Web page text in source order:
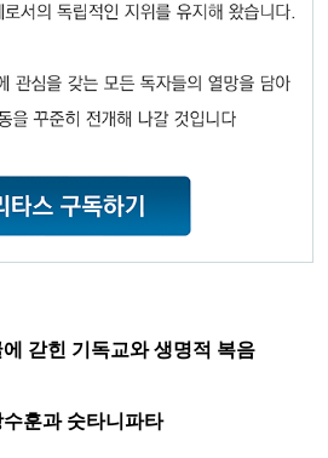
갇힌 기독교와 생명적 복음
훈과 숫타니파타